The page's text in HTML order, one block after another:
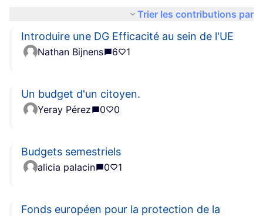
Trier les contributions par
Introduire une DG Efficacité au sein de l'UE
Nathan Bijnens 6 1
Un budget d'un citoyen.
Yeray Pérez 0 0
Budgets semestriels
alicia palacin 0 1
Fonds européen pour la protection de la